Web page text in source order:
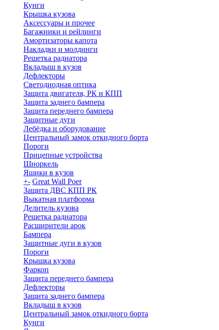
Кунги
Крышка кузова
Аксессуары и прочее
Багажники и рейлинги
Амортизаторы капота
Накладки и молдинги
Решетка радиатора
Вкладыш в кузов
Дефлекторы
Светодиодная оптика
Защита двигателя, РК и КПП
Защита заднего бампера
Защита переднего бампера
Защитные дуги
Лебёдка и оборудование
Центральный замок откидного борта
Пороги
Прицепные устройства
Шноркель
Ящики в кузов
+- Great Wall Poer
Защита ДВС КПП РК
Выкатная платформа
Делитель кузова
Решетка радиатора
Расширители арок
Бампера
Защитные дуги в кузов
Пороги
Крышка кузова
Фаркоп
Защита переднего бампера
Дефлекторы
Защита заднего бампера
Вкладыш в кузов
Центральный замок откидного борта
Кунги